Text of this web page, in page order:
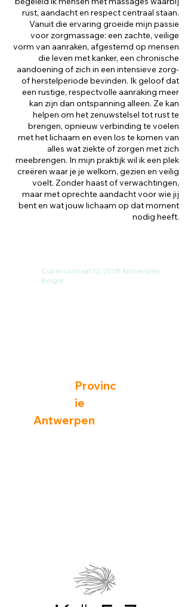
rust, aandacht en respect centraal staan.
Vanuit die ervaring groeide mijn passie
voor zorgmassage: een zachte, veilige
vorm van aanraken, afgestemd op mensen
die leven met kanker, een chronische
aandoening of zich in een intensieve zorg-
of herstelperiode bevinden. Ik geloof dat
een rustige, respectvolle aanraking meer
kan zijn dan ontspanning alleen. Ze kan
helpen om het zenuwstelsel tot rust te
brengen, opnieuw verbinding te voelen
met het lichaam en even los te komen van
alles wat ziekte of zorgen met zich
meebrengen. In mijn praktijk wil ik een plek
creëren waar je je welkom, gezien en veilig
voelt. Zonder haast of verwachtingen,
maar met oprechte aandacht voor wie jij
bent en wat jouw lichaam op dat moment
nodig heeft.
Cuperusstraat 12, 2018 Antwerpen,
België
Provinc
ie
Antwerpen